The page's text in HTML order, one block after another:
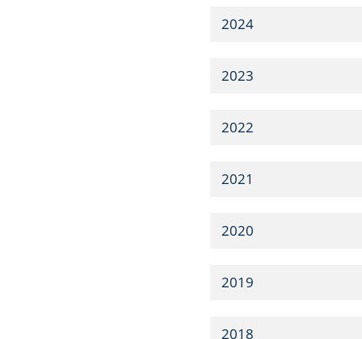
2024
2023
2022
2021
2020
2019
2018